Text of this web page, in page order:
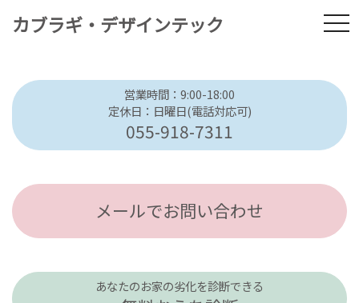
カブラギ・デザインテック
営業時間：9:00-18:00
定休日：日曜日(電話対応可)
055-918-7311
メールでお問い合わせ
あなたのお家の劣化を診断できる